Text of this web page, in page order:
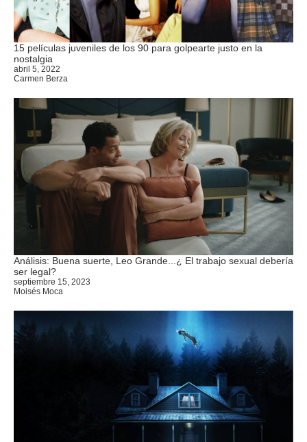
15 películas juveniles de los 90 para golpearte justo en la
nostalgia
abril 5, 2022
Carmen Berza
Análisis: Buena suerte, Leo Grande...¿ El trabajo sexual debería
ser legal?
septiembre 15, 2023
Moisés Moca